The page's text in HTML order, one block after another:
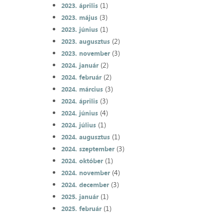
2023. április(1)
2023. május(3)
2023. június(1)
2023. augusztus(2)
2023. november(3)
2024. január(2)
2024. február(2)
2024. március(3)
2024. április(3)
2024. június(4)
2024. július(1)
2024. augusztus(1)
2024. szeptember(3)
2024. október(1)
2024. november(4)
2024. december(3)
2025. január(1)
2025. február(1)